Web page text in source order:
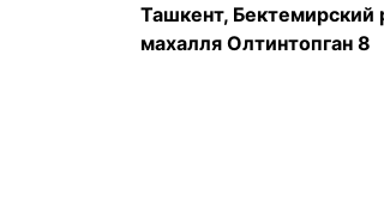
Ташкент, Бектемирский
махалля Олтинтопган 8